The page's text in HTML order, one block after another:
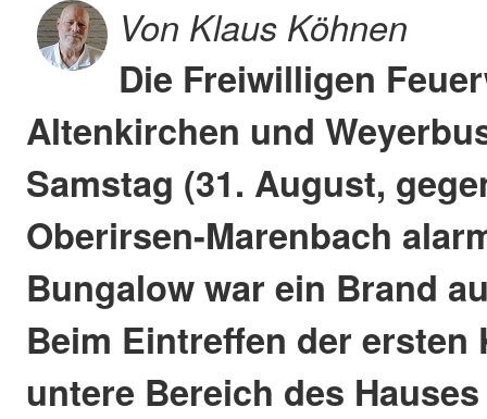
Von Klaus Köhnen
Die Freiwilligen
Altenkirchen und
Samstag (31. August,
Oberirsen-Marenbach
Bungalow war ein Brand
Beim Eintreffen der ersten
untere Bereich des